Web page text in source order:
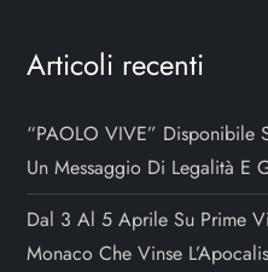
c
l
i
Articoli recenti
“PAOLO VIVE” Disponibile
Un Messaggio Di Legalità E
Dal 3 Al 5 Aprile Su Prime
Monaco Che Vinse